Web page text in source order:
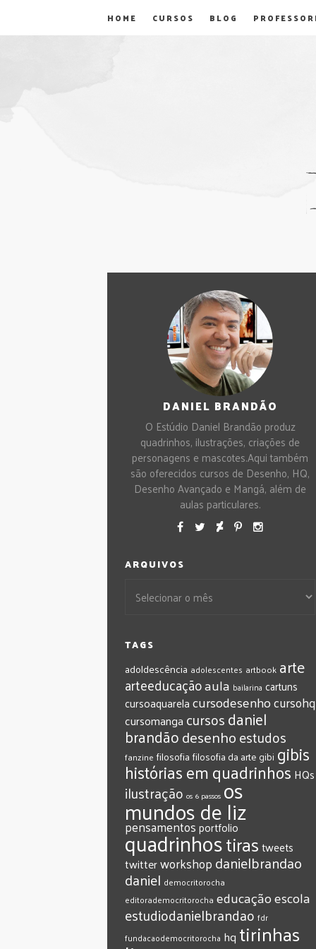
HOME CURSOS BLOG
DANIEL BRANDÃO
O Estúdio Daniel Brandão produz
quadrinhos, ilustrações, criações de
personagens e mascotes.Aqui também
são oferecidos cursos de Desenho, HQ,
Desenho Avançado e Mangá, além de
aulas particulares.
ARQUIVOS
TAGS
adoldescência adolescentes artbook arte
arteeducaçãoaula bailarina cartuns
cursoaquarelacursodesenhocursohq
cursomanga cursosdaniel
brandãodesenhoestudos
fanzine filosofia filosofia da arte gibi gibis
histórias em quadrinhos HQs
ilustração os 6 passos os
mundos de liz
pensamentosportfolio
quadrinhostirastweets
twitterworkshop‎danielbrandao‬
‎daniel‬ ‎democritorocha
‎editorademocritorocha ‎educação‎escola
‎estudiodanielbrandao ‎fdr
‎fundacaodemocritorocha ‎hq ‎tirinhas